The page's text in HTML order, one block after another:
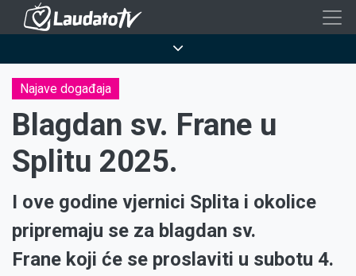
Skoči
sadržaj
Najave događaja
Blagdan sv. Frane u
Splitu 2025.
I ove godine vjernici Splita i okolice
pripremaju se za blagdan sv.
Frane koji će se proslaviti u subotu 4.